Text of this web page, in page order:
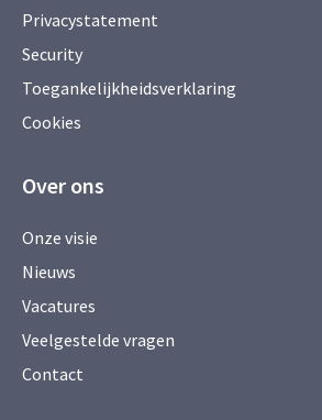
Privacystatement
Security
Toegankelijkheidsverklaring
Cookies
Over ons
Onze visie
Nieuws
Vacatures
Veelgestelde vragen
Contact